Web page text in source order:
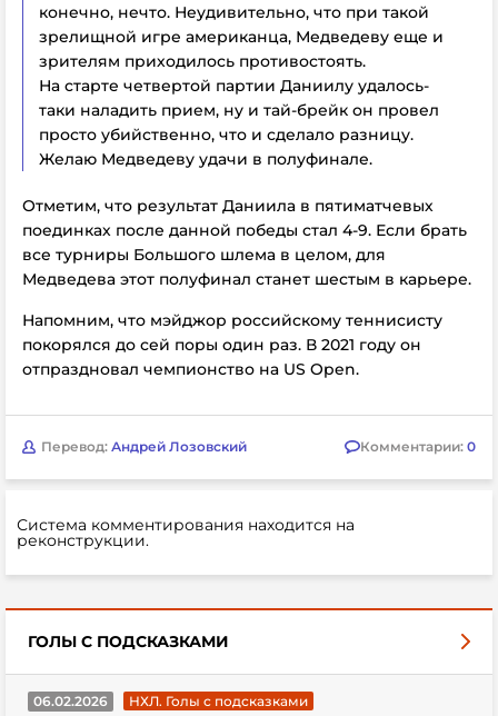
конечно, нечто. Неудивительно, что при такой
зрелищной игре американца, Медведеву еще и
зрителям приходилось противостоять.
На старте четвертой партии Даниилу удалось-
таки наладить прием, ну и тай-брейк он провел
просто убийственно, что и сделало разницу.
Желаю Медведеву удачи в полуфинале.
Отметим, что результат Даниила в пятиматчевых
поединках после данной победы стал 4-9. Если брать
все турниры Большого шлема в целом, для
Медведева этот полуфинал станет шестым в карьере.
Напомним, что мэйджор российскому теннисисту
покорялся до сей поры один раз. В 2021 году он
отпраздновал чемпионство на US Open.
Перевод: Андрей Лозовский Комментарии: 0
Система комментирования находится на
реконструкции.
ГОЛЫ С ПОДСКАЗКАМИ
06.02.2026
НХЛ. Голы с подсказками